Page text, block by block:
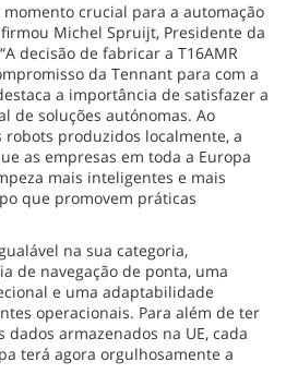
crucial para a automação
Michel Spruijt, Presidente da
decisão de fabricar a T16AMR
da Tennant para com a
a importância de satisfazer a
de soluções autónomas. Ao
produzidos localmente, a
as empresas em toda a Europa
mais inteligentes e mais
que promovem práticas
na sua categoria,
de navegação de ponta, uma
e uma adaptabilidade
operacionais. Para além de ter
armazenados na UE, cada
terá agora orgulhosamente a